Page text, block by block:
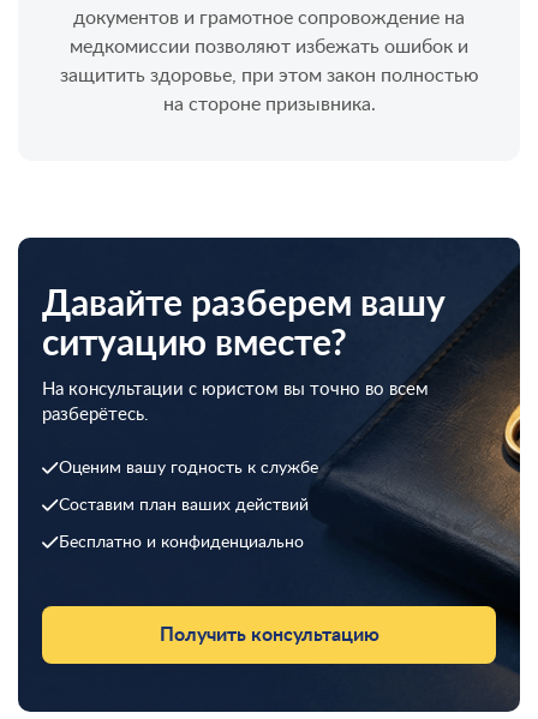
документов и грамотное сопровождение на
медкомиссии позволяют избежать ошибок и
защитить здоровье, при этом закон полностью
на стороне призывника.
Давайте разберем вашу
ситуацию вместе?
На консультации с юристом вы точно во всем
разберётесь.
Оценим вашу годность к службе
Составим план ваших действий
Бесплатно и конфиденциально
Получить консультацию